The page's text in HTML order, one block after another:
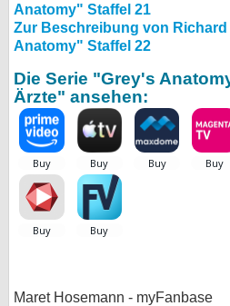
Anatomy" Staffel 21
Zur Beschreibung von Richard
Anatomy" Staffel 22
Die Serie "Grey's
Ärzte" ansehen:
Maret Hosemann - myFanbase